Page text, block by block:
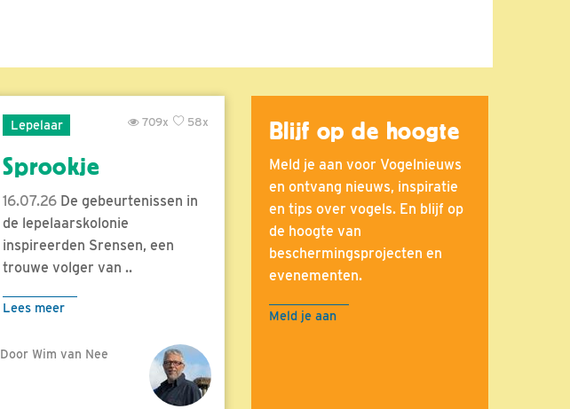
Lepelaar 58x
709x
Sprookje
16.07.26 De gebeurtenissen in
de lepelaarskolonie
inspireerden Srensen, een
trouwe volger van ..
Lees meer
Door Wim van Nee
Blijf op de hoogte
Meld je aan voor Vogelnieuws
en ontvang nieuws, inspiratie
en tips over vogels. En blijf op
de hoogte van
beschermingsprojecten en
evenementen.
Meld je aan